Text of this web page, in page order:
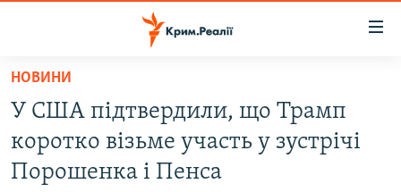
Перейти
основного
матеріалу
Перейти
до
ВІДЕО ТА ФОТО
НОВИНИ
У США підтвердили, що Трамп
коротко візьме участь у зустрічі
Порошенка і Пенса